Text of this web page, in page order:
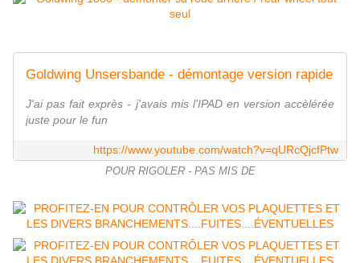
Goldwing Unsersbande - démontage version rapide
J'ai pas fait exprès - j'avais mis l'IPAD en version accèlérée
juste pour le fun
https://www.youtube.com/watch?v=qURcQjcfPtw
POUR RIGOLER - PAS MIS DE